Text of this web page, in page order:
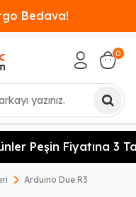
Bedava!
0
Peşin Fiyatına 3
Arduino Due R3